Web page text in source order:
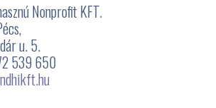
Nonprofit KFT.
u. 5.
539 650